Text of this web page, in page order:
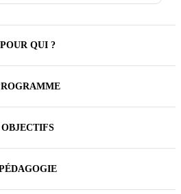
POUR QUI ?
OBJECTIFS